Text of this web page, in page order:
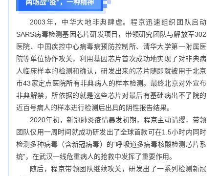
两场战“疫”，一种精神
2003年，中华大地非典肆虐。程京迅速组织团队启动
SARS病毒检测基因芯片研发项目，带领研究团队与解放军302
医院、中国疾控中心病毒病预防控制所、清华大学第一附属医
院等单位协作攻关，利用基因芯片首次成功地实现了对非典病
人临床样本的检测和确认，研发出来的芯片随即就被用于北京
市43家定点医院所有非典病人的样本检测。最终北京对外宣布
非典解禁，所依据的就是这些芯片对最后有基础病出不了院的
近百号病人的样本进行检测后出具的阴性报告结果。
2020年初，新冠肺炎疫情暴发初期，程京主动请缨，带领
团队仅用一周时间就成功研发出了全球首款可在1.5小时内同时
检测多种病毒（含新冠病毒）的“呼吸道多病毒核酸检测芯片系
统”，在武汉一线危重病人的抢救中发挥了重要作用。
随后，程京带领团队继续攻关，研发出了一系列检测新冠